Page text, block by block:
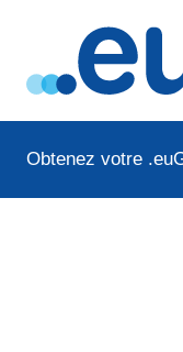
Obtenez votre .eu